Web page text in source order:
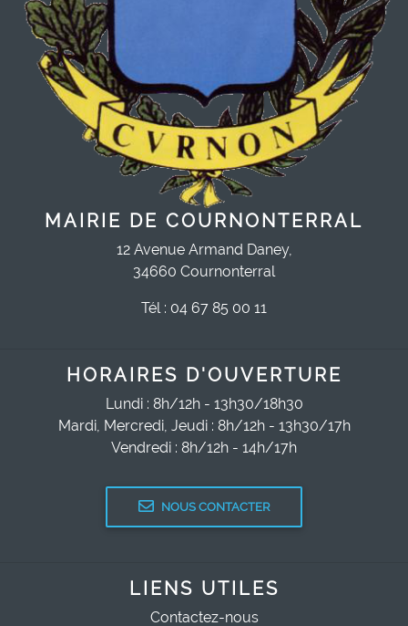
MAIRIE DE COURNONTERRAL
12 Avenue Armand Daney,
34660 Cournonterral
Tél : 04 67 85 00 11
HORAIRES D'OUVERTURE
Lundi : 8h/12h - 13h30/18h30
Mardi, Mercredi, Jeudi : 8h/12h - 13h30/17h
Vendredi : 8h/12h - 14h/17h
NOUS CONTACTER
LIENS UTILES
Contactez-nous